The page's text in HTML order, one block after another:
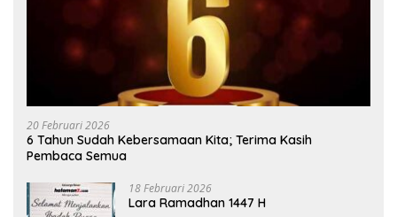
20 Februari 2026
6 Tahun Sudah Kebersamaan Kita; Terima Kasih
Pembaca Semua
18 Februari 2026
Lara Ramadhan 1447 H